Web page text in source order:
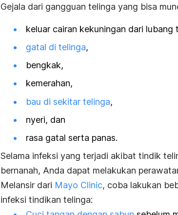
Gejala dari gangguan telinga yang bisa
keluar cairan kekuningan dari lubang
gatal di telinga,
bengkak,
kemerahan,
bau di sekitar telinga,
nyeri, dan
rasa gatal serta panas.
Selama infeksi yang terjadi akibat tindik
bernanah, Anda dapat melakukan
Melansir dari Mayo Clinic, coba lakukan
infeksi tindikan telinga: